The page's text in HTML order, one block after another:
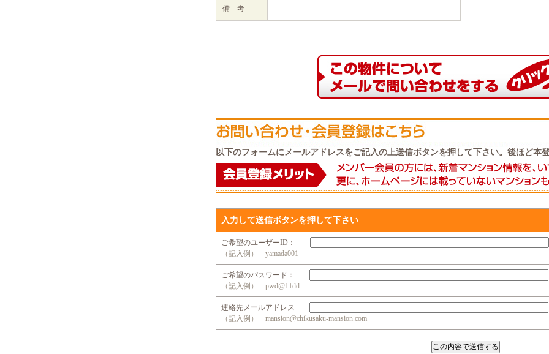
備 考
以下のフォームにメールアドレスをご記入の上送信ボタンを押して下さい。後ほど本
入力して送信ボタンを押して下さい
ご希望のユーザーID：
（記入例） yamada001
ご希望のパスワード：
（記入例） pwd@11dd
連絡先メールアドレス
（記入例） mansion@chikusaku-mansion.com